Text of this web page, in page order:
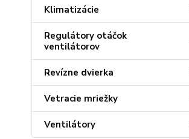
Klimatizácie
Regulátory otáčok
ventilátorov
Revízne dvierka
Vetracie mriežky
Ventilátory